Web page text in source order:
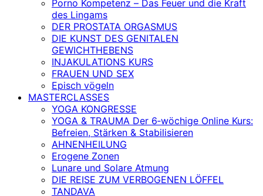
Porno Kompetenz – Das Feuer und die Kraft
des Lingams
DER PROSTATA ORGASMUS
DIE KUNST DES GENITALEN
GEWICHTHEBENS
INJAKULATIONS KURS
FRAUEN UND SEX
Episch vögeln
MASTERCLASSES
YOGA KONGRESSE
YOGA & TRAUMA Der 6‑wöchige Online Kurs:
Befreien, Stärken & Stabilisieren
AHNENHEILUNG
Erogene Zonen
Lunare und Solare Atmung
DIE REISE ZUM VERBOGENEN LÖFFEL
TANDAVA